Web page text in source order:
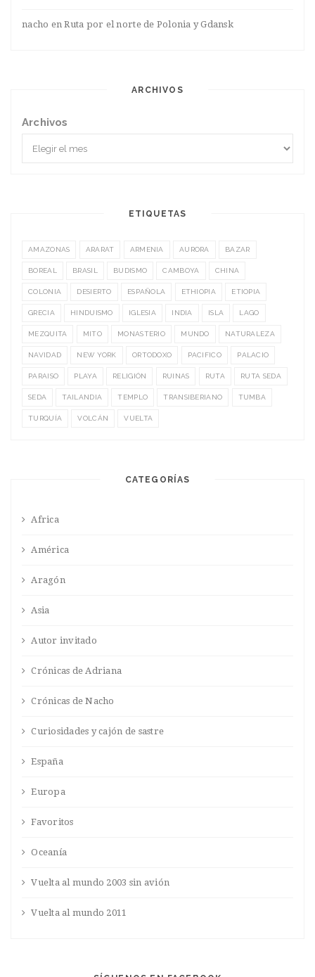
nacho enRuta por el norte de Polonia y Gdansk
ARCHIVOS
Archivos
ETIQUETAS
AMAZONAS ARARAT ARMENIA AURORA BAZAR
BOREAL BRASIL BUDISMO CAMBOYA CHINA
COLONIA DESIERTO ESPAÑOLA ETHIOPIA ETIOPIA
GRECIA HINDUISMO IGLESIA INDIA ISLA LAGO
MEZQUITA MITO MONASTERIO MUNDO NATURALEZA
NAVIDAD NEW YORK ORTODOXO PACIFICO PALACIO
PARAISO PLAYA RELIGIÓN RUINAS RUTA RUTA SEDA
SEDA TAILANDIA TEMPLO TRANSIBERIANO TUMBA
TURQUÍA VOLCÁN VUELTA
CATEGORÍAS
Africa
América
Aragón
Asia
Autor invitado
Crónicas de Adriana
Crónicas de Nacho
Curiosidades y cajón de sastre
España
Europa
Favoritos
Oceanía
Vuelta al mundo 2003 sin avión
Vuelta al mundo 2011